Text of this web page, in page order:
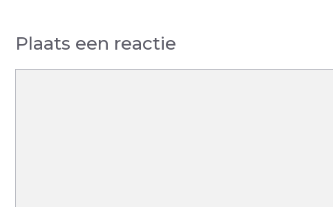
Plaats een reactie